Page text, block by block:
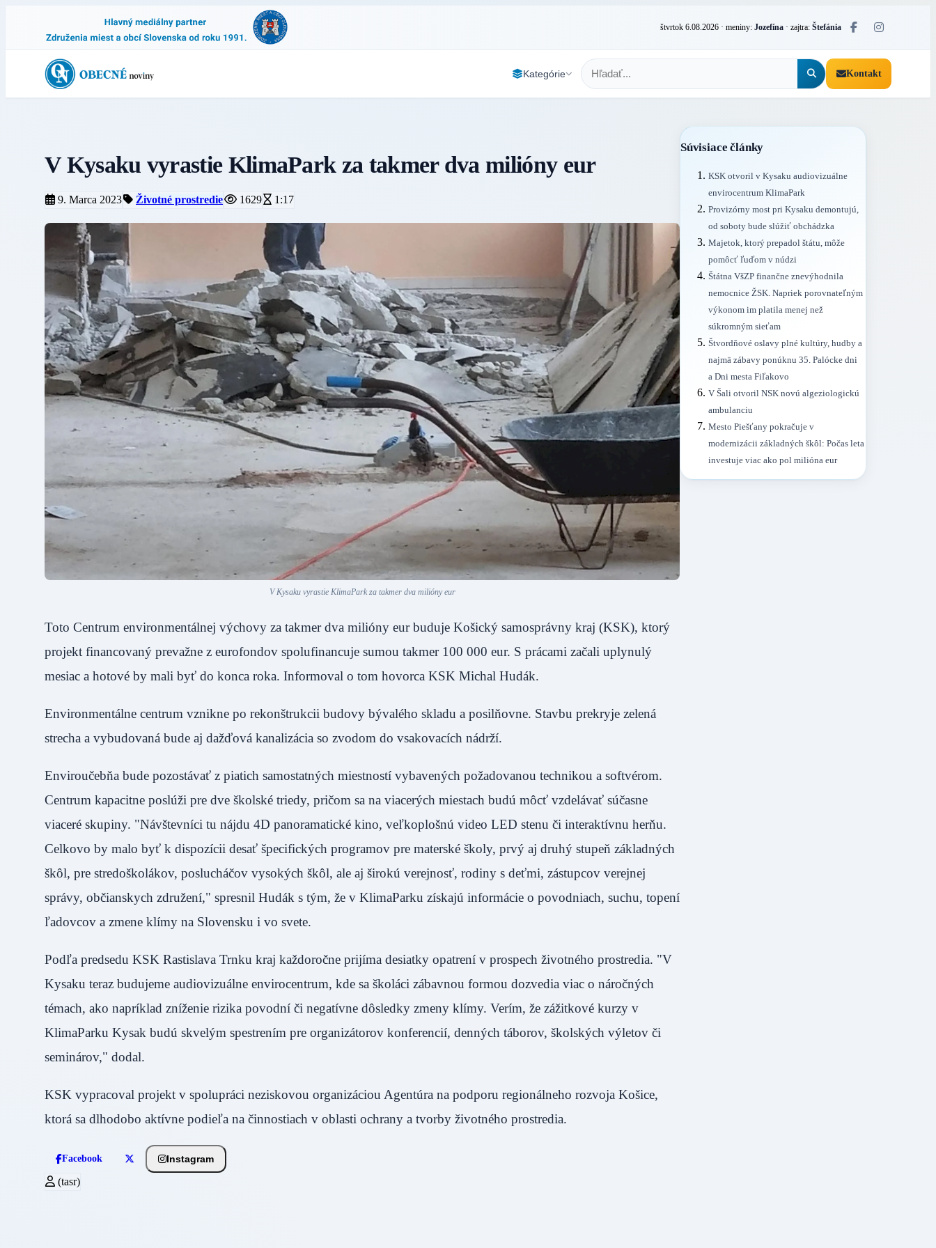
štvrtok 6.08.2026 · meniny: Jozefína · zajtra: Štefánia
Kategórie Kontakt
V Kysaku vyrastie KlimaPark za takmer dva milióny eur
9. Marca 2023 Životné prostredie 1629 1:17
V Kysaku vyrastie KlimaPark za takmer dva milióny eur
Toto Centrum environmentálnej výchovy za takmer dva milióny eur buduje Košický samosprávny kraj (KSK), ktorý
projekt financovaný prevažne z eurofondov spolufinancuje sumou takmer 100 000 eur. S prácami začali uplynulý
mesiac a hotové by mali byť do konca roka. Informoval o tom hovorca KSK Michal Hudák.
Environmentálne centrum vznikne po rekonštrukcii budovy bývalého skladu a posilňovne. Stavbu prekryje zelená
strecha a vybudovaná bude aj dažďová kanalizácia so zvodom do vsakovacích nádrží.
Enviroučebňa bude pozostávať z piatich samostatných miestností vybavených požadovanou technikou a softvérom.
Centrum kapacitne poslúži pre dve školské triedy, pričom sa na viacerých miestach budú môcť vzdelávať súčasne
viaceré skupiny. "Návštevníci tu nájdu 4D panoramatické kino, veľkoplošnú video LED stenu či interaktívnu herňu.
Celkovo by malo byť k dispozícii desať špecifických programov pre materské školy, prvý aj druhý stupeň základných
škôl, pre stredoškolákov, poslucháčov vysokých škôl, ale aj širokú verejnosť, rodiny s deťmi, zástupcov verejnej
správy, občianskych združení," spresnil Hudák s tým, že v KlimaParku získajú informácie o povodniach, suchu, topení
ľadovcov a zmene klímy na Slovensku i vo svete.
Podľa predsedu KSK Rastislava Trnku kraj každoročne prijíma desiatky opatrení v prospech životného prostredia. "V
Kysaku teraz budujeme audiovizuálne envirocentrum, kde sa školáci zábavnou formou dozvedia viac o náročných
témach, ako napríklad zníženie rizika povodní či negatívne dôsledky zmeny klímy. Verím, že zážitkové kurzy v
KlimaParku Kysak budú skvelým spestrením pre organizátorov konferencií, denných táborov, školských výletov či
seminárov," dodal.
KSK vypracoval projekt v spolupráci neziskovou organizáciou Agentúra na podporu regionálneho rozvoja Košice,
ktorá sa dlhodobo aktívne podieľa na činnostiach v oblasti ochrany a tvorby životného prostredia.
Facebook Instagram
(tasr)
Súvisiace články
KSK otvoril v Kysaku audiovizuálne
envirocentrum KlimaPark
Provizórny most pri Kysaku demontujú,
od soboty bude slúžiť obchádzka
Majetok, ktorý prepadol štátu, môže
pomôcť ľuďom v núdzi
Štátna VšZP finančne znevýhodnila
nemocnice ŽSK. Napriek porovnateľným
výkonom im platila menej než
súkromným sieťam
Štvordňové oslavy plné kultúry, hudby a
najmä zábavy ponúknu 35. Palócke dni
a Dni mesta Fiľakovo
V Šali otvoril NSK novú algeziologickú
ambulanciu
Mesto Piešťany pokračuje v
modernizácii základných škôl: Počas leta
investuje viac ako pol milióna eur